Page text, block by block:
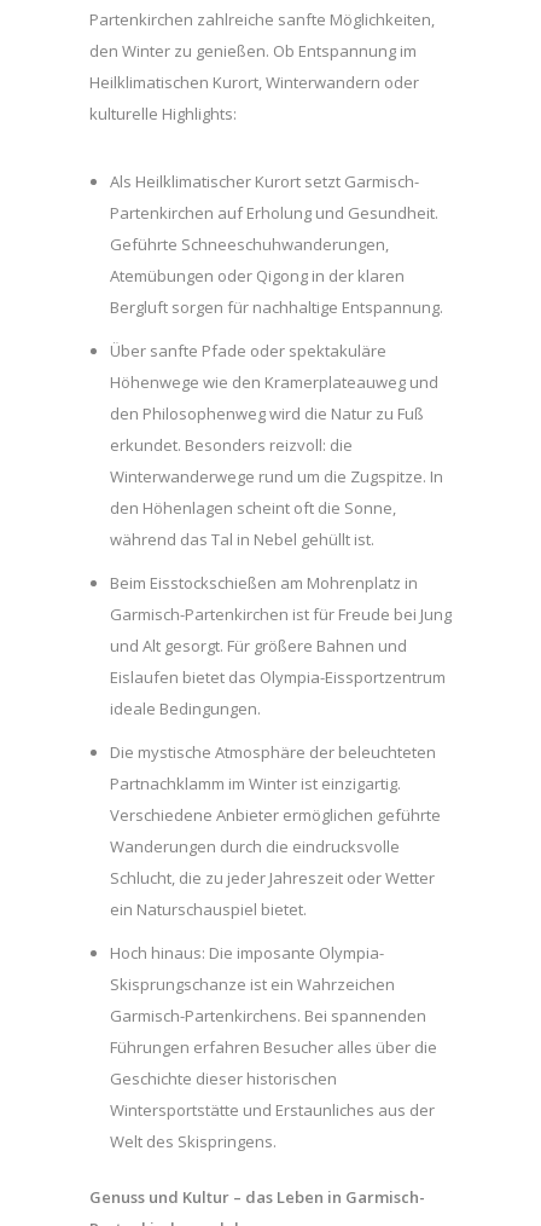
Partenkirchen zahlreiche sanfte Möglichkeiten,
den Winter zu genießen. Ob Entspannung im
Heilklimatischen Kurort, Winterwandern oder
kulturelle Highlights:
Als Heilklimatischer Kurort setzt Garmisch-
Partenkirchen auf Erholung und Gesundheit.
Geführte Schneeschuhwanderungen,
Atemübungen oder Qigong in der klaren
Bergluft sorgen für nachhaltige Entspannung.
Über sanfte Pfade oder spektakuläre
Höhenwege wie den Kramerplateauweg und
den Philosophenweg wird die Natur zu Fuß
erkundet. Besonders reizvoll: die
Winterwanderwege rund um die Zugspitze. In
den Höhenlagen scheint oft die Sonne,
während das Tal in Nebel gehüllt ist.
Beim Eisstockschießen am Mohrenplatz in
Garmisch-Partenkirchen ist für Freude bei Jung
und Alt gesorgt. Für größere Bahnen und
Eislaufen bietet das Olympia-Eissportzentrum
ideale Bedingungen.
Die mystische Atmosphäre der beleuchteten
Partnachklamm im Winter ist einzigartig.
Verschiedene Anbieter ermöglichen geführte
Wanderungen durch die eindrucksvolle
Schlucht, die zu jeder Jahreszeit oder Wetter
ein Naturschauspiel bietet.
Hoch hinaus: Die imposante Olympia-
Skisprungschanze ist ein Wahrzeichen
Garmisch-Partenkirchens. Bei spannenden
Führungen erfahren Besucher alles über die
Geschichte dieser historischen
Wintersportstätte und Erstaunliches aus der
Welt des Skispringens.
Genuss und Kultur – das Leben in Garmisch-